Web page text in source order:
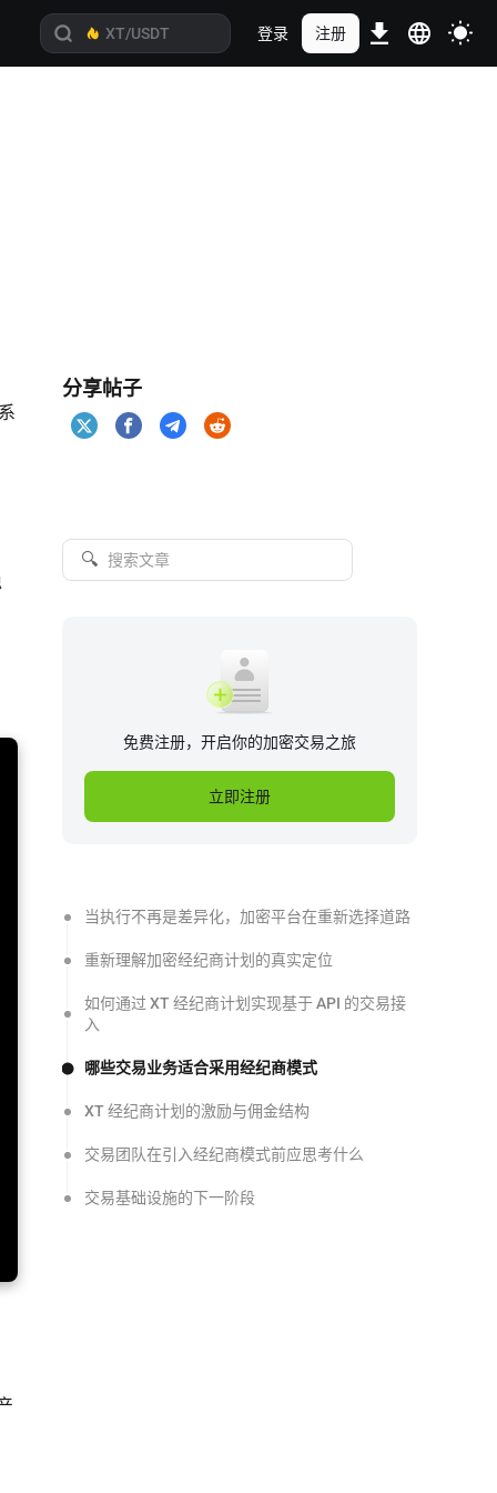
登录 注册
分享帖子
🔍
免费注册，开启你的加密交易之旅
立即注册
当执行不再是差异化，加密平台在重新选择道路
重新理解加密经纪商计划的真实定位
如何通过 XT 经纪商计划实现基于 API 的交易接
入
哪些交易业务适合采用经纪商模式
XT 经纪商计划的激励与佣金结构
交易团队在引入经纪商模式前应思考什么
交易基础设施的下一阶段